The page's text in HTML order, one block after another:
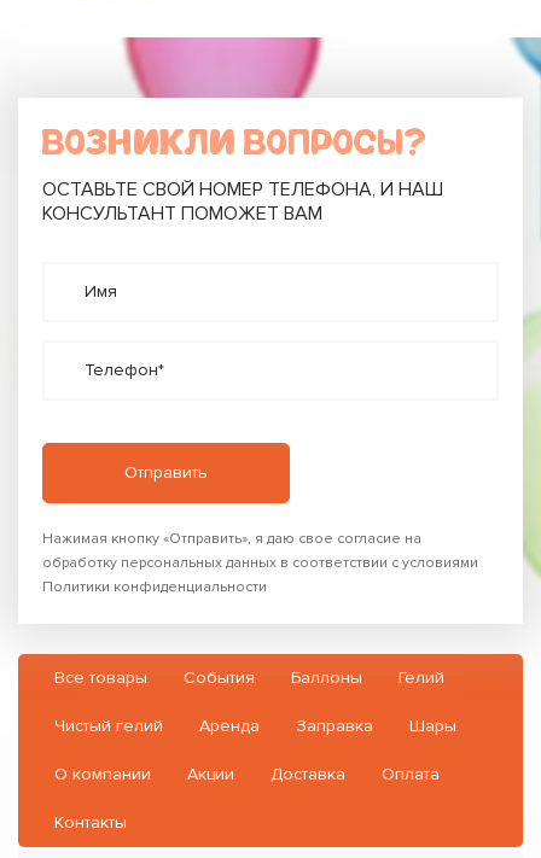
ВОЗНИКЛИ ВОПРОСЫ?
ОСТАВЬТЕ СВОЙ НОМЕР ТЕЛЕФОНА, И НАШ
КОНСУЛЬТАНТ ПОМОЖЕТ ВАМ
Имя
Телефон*
Нажимая кнопку «Отправить», я даю свое согласие на
обработку персональных данных в соответствии с условиями
Политики конфиденциальности
Все товары События Баллоны Гелий
Чистый гелий Аренда Заправка Шары
О компании Акции Доставка Оплата
Контакты